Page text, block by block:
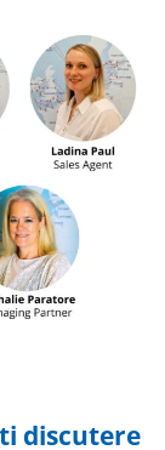
discutere